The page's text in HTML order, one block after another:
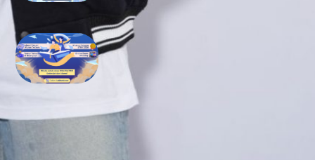
Bimbel UTBK SNBT di Teluk
Bintuni Gratis Terbaik
FOLLOW US ON